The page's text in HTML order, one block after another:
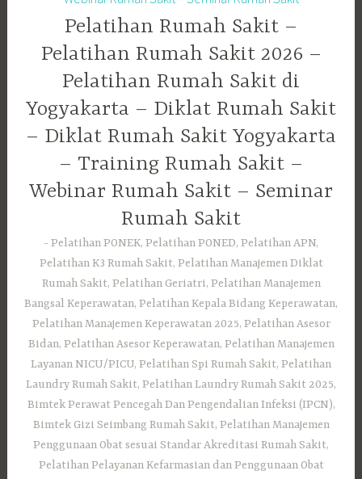
Pelatihan Rumah Sakit –
Pelatihan Rumah Sakit 2026 –
Pelatihan Rumah Sakit di
Yogyakarta – Diklat Rumah Sakit
– Diklat Rumah Sakit Yogyakarta
– Training Rumah Sakit –
Webinar Rumah Sakit – Seminar
Rumah Sakit
Pelatihan PONEK, Pelatihan PONED, Pelatihan APN,
Pelatihan K3 Rumah Sakit, Pelatihan Manajemen Diklat
Rumah Sakit, Pelatihan Geriatri, Pelatihan Manajemen
Bangsal Keperawatan, Pelatihan Kepala Bidang Keperawatan,
Pelatihan Manajemen Keperawatan 2025, Pelatihan Asesor
Bidan, Pelatihan Asesor Keperawatan, Pelatihan Manajemen
Layanan NICU/PICU, Pelatihan Spi Rumah Sakit, Pelatihan
Laundry Rumah Sakit, Pelatihan Laundry Rumah Sakit 2025,
Bimtek Perawat Pencegah Dan Pengendalian Infeksi (IPCN),
Bimtek Gizi Seimbang Rumah Sakit, Pelatihan Manajemen
Penggunaan Obat sesuai Standar Akreditasi Rumah Sakit,
Pelatihan Pelayanan Kefarmasian dan Penggunaan Obat